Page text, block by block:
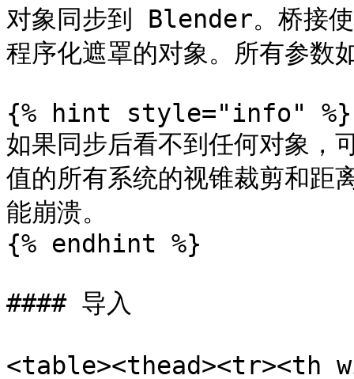
对象同步到 Blender。桥接使
程序化遮罩的对象。所有参数
{% hint style="info" %}
如果同步后看不到任何对象，
值的所有系统的视锥裁剪和距
能崩溃。
{% endhint %}
#### 导入
<table><thead><tr><th